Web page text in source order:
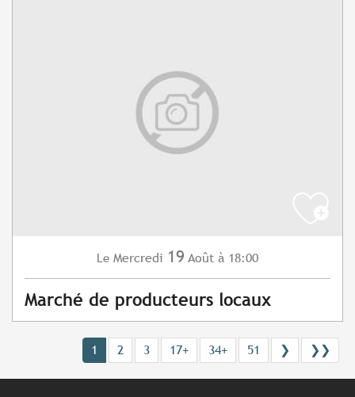
Le Mercredi 19 Août à 18:00
Marché de producteurs locaux
1 2 3 17+ 34+ 51 ❯ ❯❯